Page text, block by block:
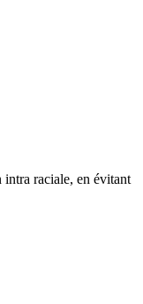
intra raciale, en évitant